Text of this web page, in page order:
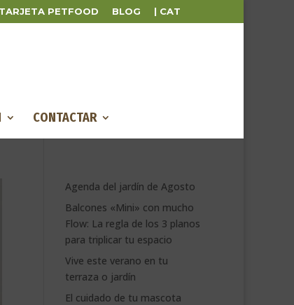
TARJETA PETFOOD BLOG | CAT
CONTACTAR
Agenda del jardín de Agosto
Balcones «Mini» con mucho
Flow: La regla de los 3 planos
para triplicar tu espacio
Vive este verano en tu
terraza o jardín
El cuidado de tu mascota